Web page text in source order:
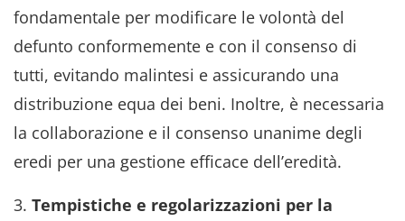
fondamentale per modificare le volontà del
defunto conformemente e con il consenso di
tutti, evitando malintesi e assicurando una
distribuzione equa dei beni. Inoltre, è necessaria
la collaborazione e il consenso unanime degli
eredi per una gestione efficace dell’eredità.
3. Tempistiche e regolarizzazioni per la